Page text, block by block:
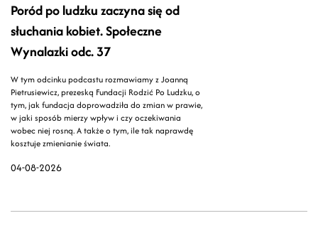
04-08-2026
Poród po ludzku zaczyna się od
słuchania kobiet. Społeczne
Wynalazki odc. 37
W tym odcinku podcastu rozmawiamy z Joanną
Pietrusiewicz, prezeską Fundacji Rodzić Po Ludzku, o
tym, jak fundacja doprowadziła do zmian w prawie,
w jaki sposób mierzy wpływ i czy oczekiwania
wobec niej rosną. A także o tym, ile tak naprawdę
kosztuje zmienianie świata.